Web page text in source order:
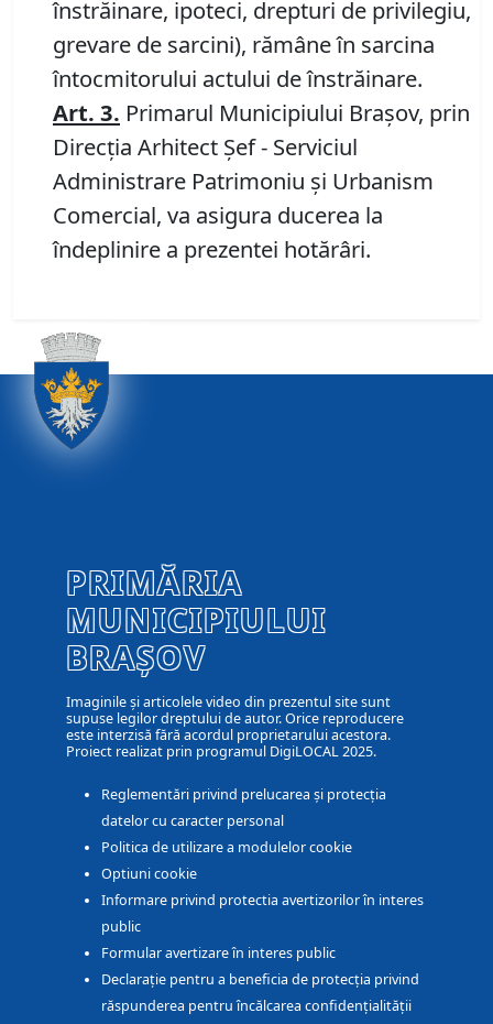
înstrăinare, ipoteci, drepturi de privilegiu,
grevare de sarcini), rămâne în sarcina
întocmitorului actului de înstrăinare.
Art. 3. Primarul Municipiului Braşov, prin
Direcția Arhitect Șef - Serviciul
Administrare Patrimoniu şi Urbanism
Comercial, va asigura ducerea la
îndeplinire a prezentei hotărâri.
PRIMĂRIA
MUNICIPIULUI
BRAȘOV
Imaginile și articolele video din prezentul site sunt
supuse legilor dreptului de autor. Orice reproducere
este interzisă fără acordul proprietarului acestora.
Proiect realizat prin programul DigiLOCAL 2025.
Reglementări privind prelucarea și protecția
datelor cu caracter personal
Politica de utilizare a modulelor cookie
Optiuni cookie
Informare privind protectia avertizorilor în interes
public
Formular avertizare în interes public
Declarație pentru a beneficia de protecția privind
răspunderea pentru încălcarea confidențialității